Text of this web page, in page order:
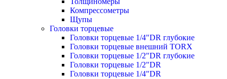
Компрессометры
Щупы
Головки торцевые
Головки торцевые 1/4"DR глубокие
Головки торцевые внешний TORX
Головки торцевые 1/2"DR глубокие
Головки торцевые 1/2"DR
Головки торцевые 1/4"DR